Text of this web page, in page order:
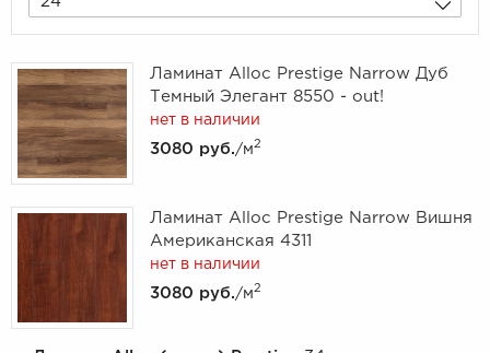
Ламинат Alloc Prestige Narrow Дуб
Темный Элегант 8550 - out!
нет в наличии
3080 руб./м2
Ламинат Alloc Prestige Narrow Вишня
Американская 4311
нет в наличии
3080 руб./м2